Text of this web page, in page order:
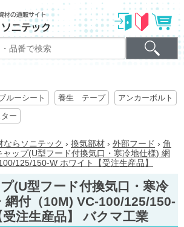
ルーシート 養生 テープ
アンカーボルト
ー
ならソニテック › 換気部材 › 外部フード › 角
ャップ(U型フード付換気口・寒冷地仕様) 網
125/150-W ホワイト【受注生産品】
(U型フード付換気口・寒冷
網付（10M) VC-100/125/150-
注生産品】 バクマ工業